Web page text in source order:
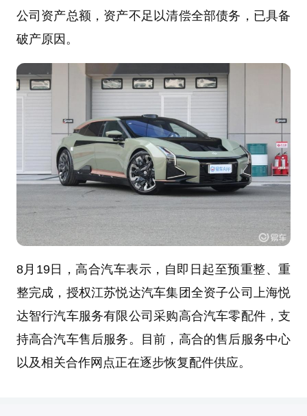
公司资产总额，资产不足以清偿全部债务，已具备
破产原因。
8月19日，高合汽车表示，自即日起至预重整、重
整完成，授权江苏悦达汽车集团全资子公司上海悦
达智行汽车服务有限公司采购高合汽车零配件，支
持高合汽车售后服务。目前，高合的售后服务中心
以及相关合作网点正在逐步恢复配件供应。